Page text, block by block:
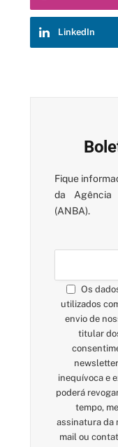
LinkedIn
Fique
da Agência
(ANBA).
Os
utilizados
envio de
titular
inequívoca e
poderá
tempo,
assinatura da
mail ou